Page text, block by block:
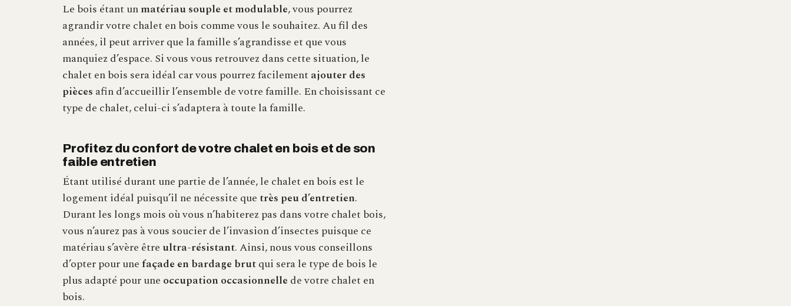
Le bois étant unmatériau souple et modulable, vous pourrez
agrandir votre chalet en bois comme vous le souhaitez. Au fil des
années, il peut arriver que la famille s’agrandisse et que vous
manquiez d’espace. Si vous vous retrouvez dans cette situation, le
chalet en bois sera idéal car vous pourrez facilement ajouter des
pièces afin d’accueillir l’ensemble de votre famille. En choisissant ce
type de chalet, celui-ci s’adaptera à toute la famille.
Profitez du confort de votre chalet en bois et de son
faible entretien
Étant utilisé durant une partie de l’année, le chalet en bois est le
logement idéal puisqu’il ne nécessite que très peu d’entretien.
Durant les longs mois où vous n’habiterez pas dans votre chalet bois,
vous n’aurez pas à vous soucier de l’invasion d’insectes puisque ce
matériau s’avère être ultra-résistant. Ainsi, nous vous conseillons
d’opter pour unefaçade en bardage brutqui sera le type de bois le
plus adapté pour une occupation occasionnelle de votre chalet en
bois.